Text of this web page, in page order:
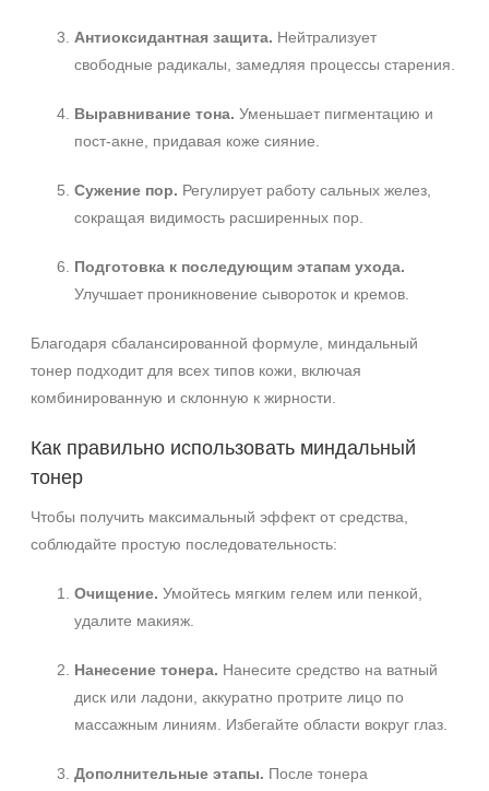
Антиоксидантная защита. Нейтрализует
свободные радикалы, замедляя процессы старения.
Выравнивание тона. Уменьшает пигментацию и
пост-акне, придавая коже сияние.
Сужение пор. Регулирует работу сальных желез,
сокращая видимость расширенных пор.
Подготовка к последующим этапам ухода.
Улучшает проникновение сывороток и кремов.
Благодаря сбалансированной формуле, миндальный
тонер подходит для всех типов кожи, включая
комбинированную и склонную к жирности.
Как правильно использовать миндальный
тонер
Чтобы получить максимальный эффект от средства,
соблюдайте простую последовательность:
Очищение. Умойтесь мягким гелем или пенкой,
удалите макияж.
Нанесение тонера. Нанесите средство на ватный
диск или ладони, аккуратно протрите лицо по
массажным линиям. Избегайте области вокруг глаз.
Дополнительные этапы. После тонера